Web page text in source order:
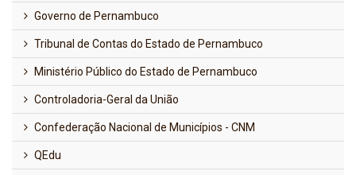
Governo de Pernambuco
Tribunal de Contas do Estado de Pernambuco
Ministério Público do Estado de Pernambuco
Controladoria-Geral da União
Confederação Nacional de Municípios - CNM
QEdu